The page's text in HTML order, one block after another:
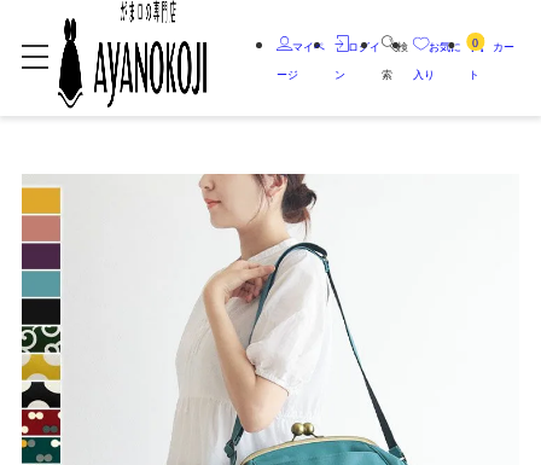
マイペ
ージ
ログイ
ン
検
索
お気に
入り
0 カー
ト